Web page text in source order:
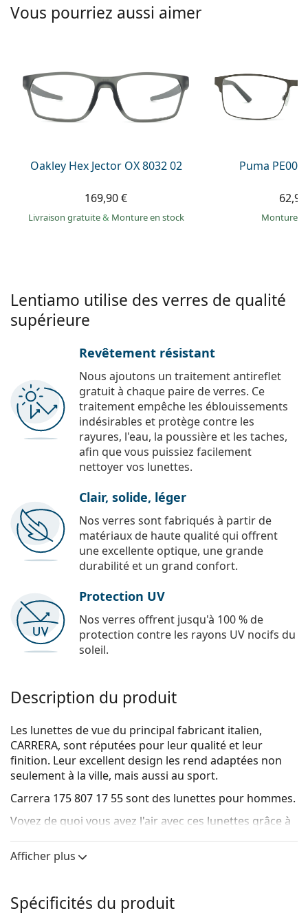
Marc Jacobs
Prada
Toutes les marques
02 446 01 11
Vous pourriez aussi aimer
Oakley Hex Jector OX 8032 02
169,90 €
Livraison gratuite& Monture en stock
Puma
Monture
Lentiamo utilise des verres de qualité
supérieure
Revêtement résistant
Nous ajoutons un traitement antireflet
gratuit à chaque paire de verres. Ce
traitement empêche les éblouissements
indésirables et protège contre les
rayures, l'eau, la poussière et les taches,
afin que vous puissiez facilement
nettoyer vos lunettes.
Clair, solide, léger
Nos verres sont fabriqués à partir de
matériaux de haute qualité qui offrent
une excellente optique, une grande
durabilité et un grand confort.
Protection UV
Nos verres offrent jusqu'à 100 % de
protection contre les rayons UV nocifs du
soleil.
Description du produit
Les lunettes de vue du principal fabricant italien,
CARRERA, sont réputées pour leur qualité et leur
finition. Leur excellent design les rend adaptées non
seulement à la ville, mais aussi au sport.
Carrera 175 807 17 55sont des lunettes pour hommes.
Voyez de quoi vous avez l'air avec ces lunettes grâce à
Monture de lunettes de vue
parfaitement avec tous les teints et des cheveux
blonds clairs, châtains clairs ou noirs.
Afficher plus
Spécificités du produit